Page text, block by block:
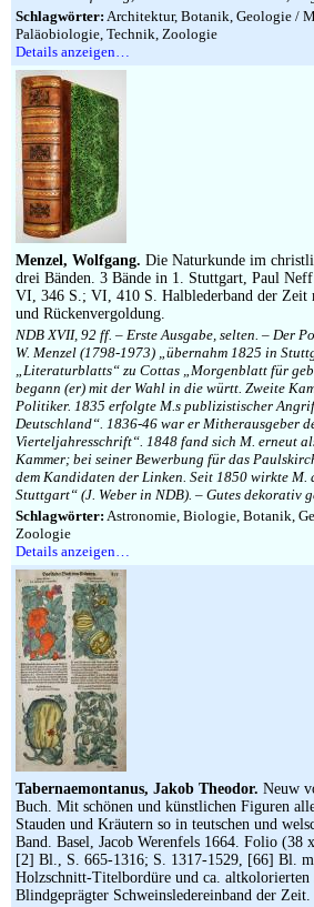
Schlagwörter: Architektur, Botanik, Geologie /
Paläobiologie, Technik, Zoologie
Details anzeigen…
Menzel, Wolfgang. Die Naturkunde im
drei Bänden. 3 Bände in 1. Stuttgart, Paul
VI, 346 S.; VI, 410 S. Halblederband der Zeit
und Rückenvergoldung.
NDB XVII, 92 ff. – Erste Ausgabe, selten. – Der
W. Menzel (1798-1973) „übernahm 1825 in
„Literaturblatts“ zu Cottas „Morgenblatt für
begann (er) mit der Wahl in die württ. Zweite
Politiker. 1835 erfolgte M.s publizistischer
Deutschland“. 1836-46 war er Mitherausgeber
Vierteljahresschrift“. 1848 fand sich M. erneut
Kammer; bei seiner Bewerbung für das
dem Kandidaten der Linken. Seit 1850 wirkte
Stuttgart“ (J. Weber in NDB). – Gutes dekorativ
Schlagwörter: Astronomie, Biologie, Botanik,
Zoologie
Details anzeigen…
Tabernaemontanus, Jakob Theodor. Neuw
Buch. Mit schönen und künstlichen Figuren
Stauden und Kräutern so in teutschen und
Band. Basel, Jacob Werenfels 1664. Folio
[2] Bl., S. 665-1316; S. 1317-1529, [66] Bl.
Holzschnitt-Titelbordüre und ca. altkolorierten
Blindgeprägter Schweinsledereinband der Zeit.